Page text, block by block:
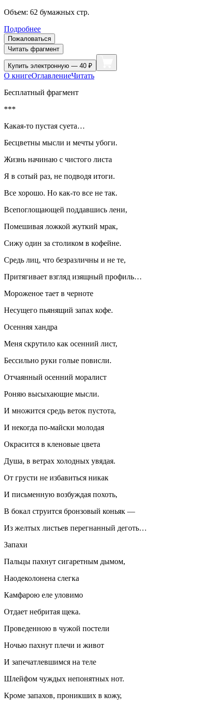
Объем: 62 бумажных стр.
Подробнее
Пожаловаться
Читать фрагмент
Купить электронную — 40 ₽
О книгеОглавлениеЧитать
Бесплатный фрагмент
***
Какая-то пустая суета…
Бесцветны мысли и мечты убоги.
Жизнь начинаю с чистого листа
Я в сотый раз, не подводя итоги.
Все хорошо. Но как-то все не так.
Всепоглощающей поддавшись лени,
Помешивая ложкой жуткий мрак,
Сижу один за столиком в кофейне.
Средь лиц, что безразличны и не те,
Притягивает взгляд изящный профиль…
Мороженое тает в черноте
Несущего пьянящий запах кофе.
Осенняя хандра
Меня скрутило как осенний лист,
Бессильно руки голые повисли.
Отчаянный осенний моралист
Роняю высыхающие мысли.
И множится средь веток пустота,
И некогда по-майски молодая
Окрасится в кленовые цвета
Душа, в ветрах холодных увядая.
От грусти не избавиться никак
И письменную возбуждая похоть,
В бокал струится бронзовый коньяк —
Из желтых листьев перегнанный деготь…
Запахи
Пальцы пахнут сигаретным дымом,
Наодеколонена слегка
Камфарою еле уловимо
Отдает небритая щека.
Проведенною в чужой постели
Ночью пахнут плечи и живот
И запечатлевшимся на теле
Шлейфом чуждых непонятных нот.
Кроме запахов, проникших в кожу,